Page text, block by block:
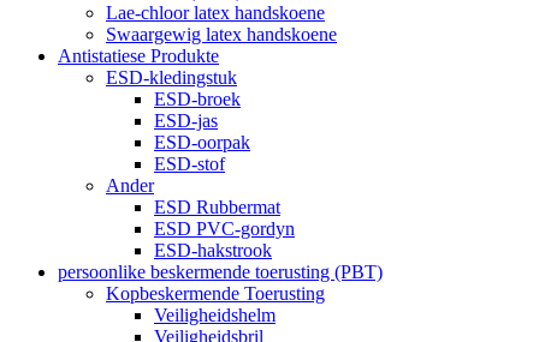
Lae-chloor latex handskoene
Swaargewig latex handskoene
Antistatiese Produkte
ESD-kledingstuk
ESD-broek
ESD-jas
ESD-oorpak
ESD-stof
Ander
ESD Rubbermat
ESD PVC-gordyn
ESD-hakstrook
persoonlike beskermende toerusting (PBT)
Kopbeskermende Toerusting
Veiligheidshelm
Veiligheidsbril